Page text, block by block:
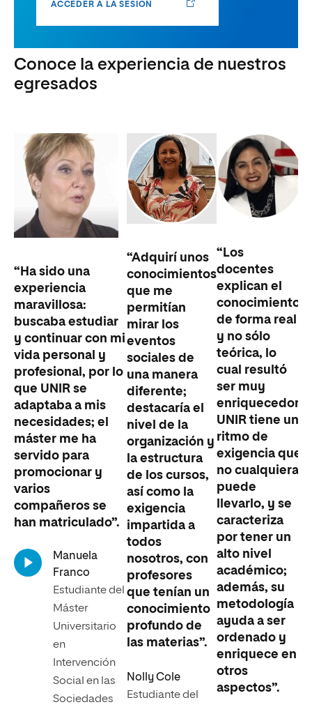
ACCEDER A LA SESIÓN
Conoce la experiencia de nuestros
egresados
“Ha sido una
experiencia
maravillosa:
buscaba estudiar
y continuar con mi
vida personal y
profesional, por lo
que UNIR se
adaptaba a mis
necesidades; el
máster me ha
servido para
promocionar y
varios
compañeros se
han matriculado”.
Manuela
Franco
Estudiante del
Máster
Universitario
en
Intervención
Social en las
Sociedades
“Adquirí unos
conocimientos
que me
permitían
mirar los
eventos
sociales de
una manera
diferente;
destacaría el
nivel de la
organización y
la estructura
de los cursos,
así como la
exigencia
impartida a
todos
nosotros, con
profesores
que tenían un
conocimiento
profundo de
las materias”.
Nolly Cole
Estudiante del
“Los
docentes
explican el
conocimiento
de forma real
y no sólo
teórica, lo
cual resultó
ser muy
enriquecedor.
UNIR tiene un
ritmo de
exigencia que
no cualquiera
puede
llevarlo, y se
caracteriza
por tener un
alto nivel
académico;
además, su
metodología
ayuda a ser
ordenado y
enriquece en
otros
aspectos”.